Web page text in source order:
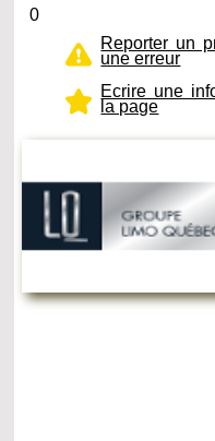
0
Reporter un
une erreur
Ecrire une
la page